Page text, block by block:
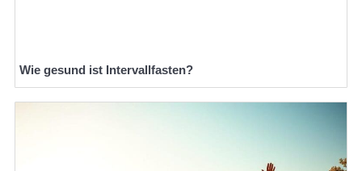
Wie gesund ist Intervallfasten?